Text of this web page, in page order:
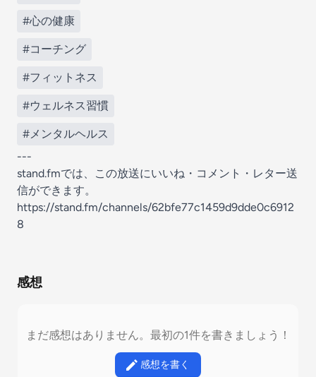
#心の健康
#コーチング
#フィットネス
#ウェルネス習慣
#メンタルヘルス
---
stand.fmでは、この放送にいいね・コメント・レター送
信ができます。
https://stand.fm/channels/62bfe77c1459d9dde0c6912
8
感想
まだ感想はありません。最初の1件を書きましょう！
感想を書く